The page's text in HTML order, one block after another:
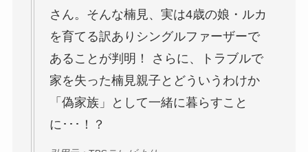
さん。そんな楠見、実は4歳の娘・ルカ
を育てる訳ありシングルファーザーで
あることが判明！ さらに、トラブルで
家を失った楠見親子とどういうわけか
「偽家族」として一緒に暮らすこと
に･･･！？